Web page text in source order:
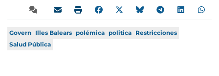
Govern Illes Balears polémica politica Restricciones
Salud Pública